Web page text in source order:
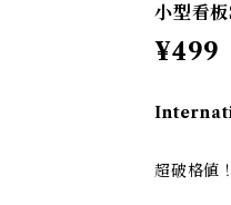
小型看
¥499
超破格値